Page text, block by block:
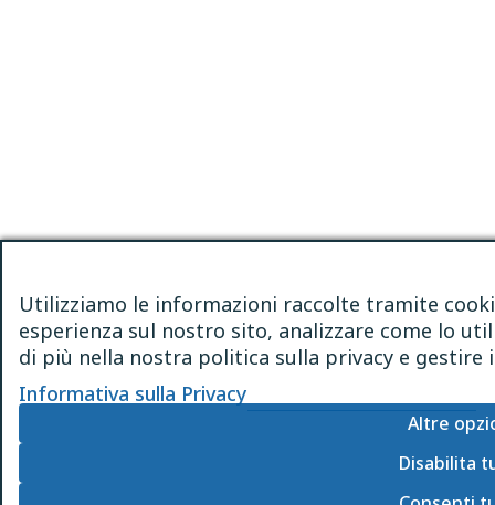
Utilizziamo le informazioni raccolte tramite
esperienza sul nostro sito, analizzare come lo
di più nella nostra politica sulla privacy e gestire
Informativa sulla Privacy
Altre
Disabilita